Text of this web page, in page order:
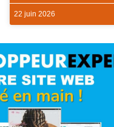
22 juin 2026